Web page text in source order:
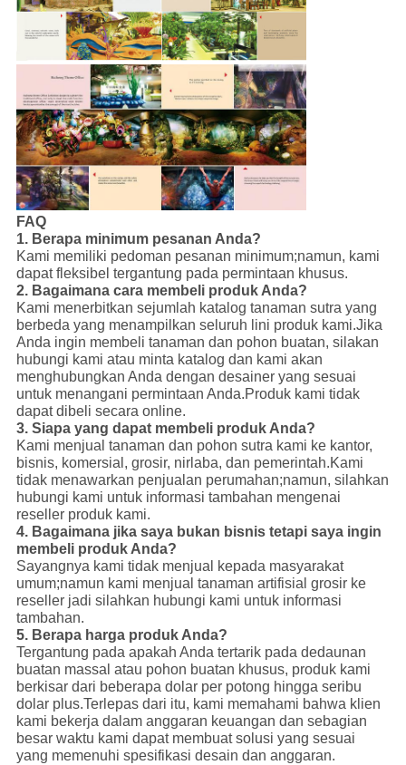
FAQ
1. Berapa minimum pesanan Anda?
Kami memiliki pedoman pesanan minimum;namun, kami
dapat fleksibel tergantung pada permintaan khusus.
2. Bagaimana cara membeli produk Anda?
Kami menerbitkan sejumlah katalog tanaman sutra yang
berbeda yang menampilkan seluruh lini produk kami.Jika
Anda ingin membeli tanaman dan pohon buatan, silakan
hubungi kami atau minta katalog dan kami akan
menghubungkan Anda dengan desainer yang sesuai
untuk menangani permintaan Anda.Produk kami tidak
dapat dibeli secara online.
3. Siapa yang dapat membeli produk Anda?
Kami menjual tanaman dan pohon sutra kami ke kantor,
bisnis, komersial, grosir, nirlaba, dan pemerintah.Kami
tidak menawarkan penjualan perumahan;namun, silahkan
hubungi kami untuk informasi tambahan mengenai
reseller produk kami.
4. Bagaimana jika saya bukan bisnis tetapi saya ingin
membeli produk Anda?
Sayangnya kami tidak menjual kepada masyarakat
umum;namun kami menjual tanaman artifisial grosir ke
reseller jadi silahkan hubungi kami untuk informasi
tambahan.
5. Berapa harga produk Anda?
Tergantung pada apakah Anda tertarik pada dedaunan
buatan massal atau pohon buatan khusus, produk kami
berkisar dari beberapa dolar per potong hingga seribu
dolar plus.Terlepas dari itu, kami memahami bahwa klien
kami bekerja dalam anggaran keuangan dan sebagian
besar waktu kami dapat membuat solusi yang sesuai
yang memenuhi spesifikasi desain dan anggaran.